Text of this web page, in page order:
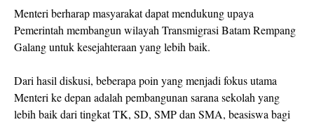
Menteri berharap masyarakat dapat mendukung upaya
Pemerintah membangun wilayah Transmigrasi Batam Rempang
Galang untuk kesejahteraan yang lebih baik.
Dari hasil diskusi, beberapa poin yang menjadi fokus utama
Menteri ke depan adalah pembangunan sarana sekolah yang
lebih baik dari tingkat TK, SD, SMP dan SMA, beasiswa bagi